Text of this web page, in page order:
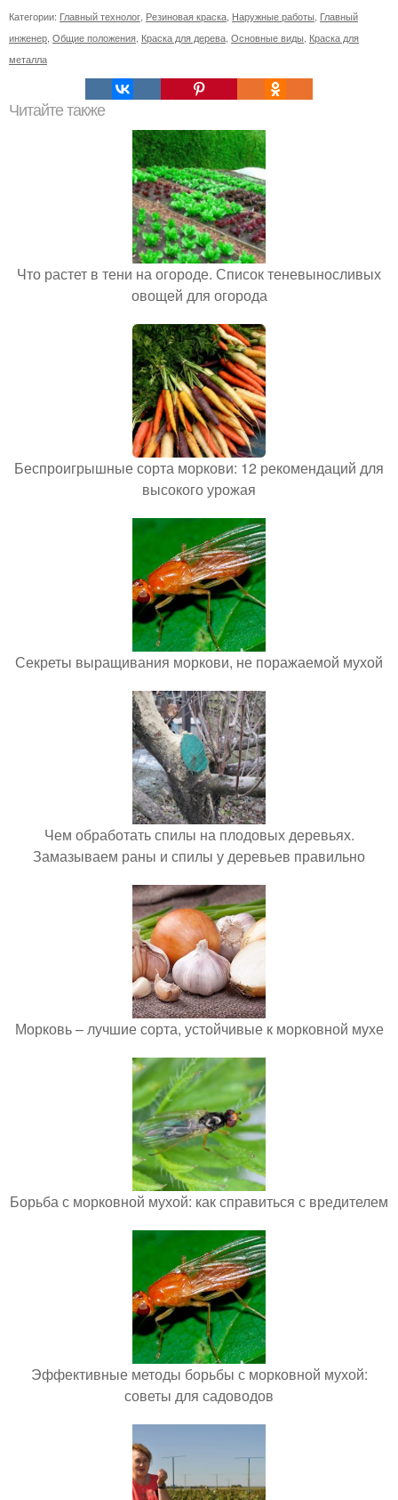
Категории: Главный технолог Резиновая краска Наружные работы Главный
инженер Общие положения Краска для дерева Основные виды Краска для
металла
Читайте также
Что растет в тени на огороде. Список теневыносливых
овощей для огорода
Беспроигрышные сорта моркови: 12 рекомендаций для
высокого урожая
Секреты выращивания моркови, не поражаемой мухой
Чем обработать спилы на плодовых деревьях.
Замазываем раны и спилы у деревьев правильно
Морковь – лучшие сорта, устойчивые к морковной мухе
Борьба с морковной мухой: как справиться с вредителем
Эффективные методы борьбы с морковной мухой:
советы для садоводов